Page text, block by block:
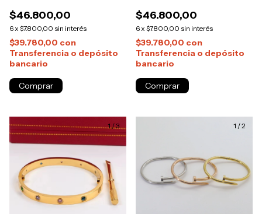
$46.800,00
6 x $7.800,00 sin interés
$39.780,00 con
Transferencia o depósito
bancario
$46.800,00
6 x $7.800,00 sin interés
$39.780,00 con
Transferencia o depósito
bancario
1/3 1 /2